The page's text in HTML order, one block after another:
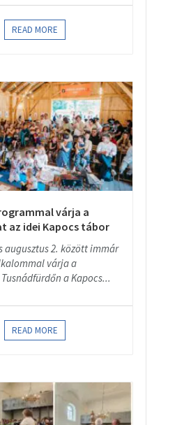
READ MORE
várja a
az idei Kapocs tábor
augusztus 2. között immár
várja a
a Kapocs...
READ MORE